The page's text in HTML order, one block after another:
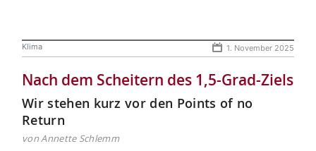
Klima 1. November 2025
Nach dem Scheitern des 1,5-Grad-Ziels
Wir stehen kurz vor den Points of no
Return
von Annette Schlemm